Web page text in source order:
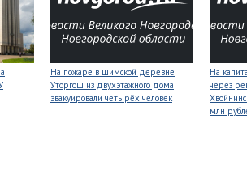
На пожаре в шимской деревне
Уторгош из двухэтажного дома
эвакуировали четырёх человек
На
через
млн